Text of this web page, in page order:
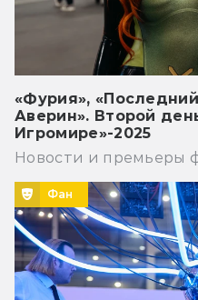
«Фурия»,
Аверин». Второй
Игромире»-2025
Новости и премьеры
Фан